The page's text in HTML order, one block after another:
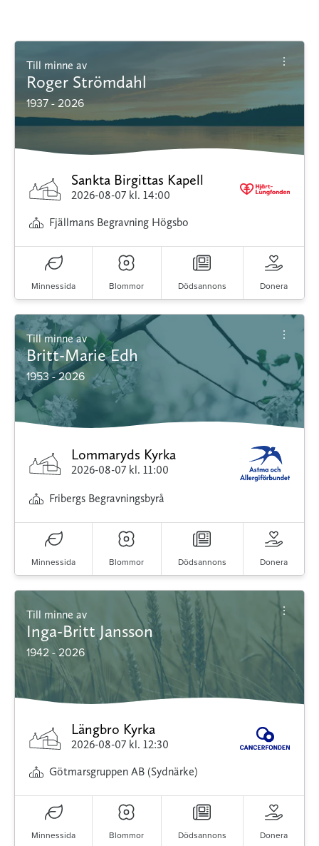
Till minne av
Roger Strömdahl
1937 - 2026
Sankta Birgittas Kapell
2026-08-07 kl. 14:00
Fjällmans Begravning Högsbo
Minnessida Blommor Dödsannons Donera
Till minne av
Britt-Marie Edh
1953 - 2026
Lommaryds Kyrka
2026-08-07 kl. 11:00
Fribergs Begravningsbyrå
Minnessida Blommor Dödsannons Donera
Till minne av
Inga-Britt Jansson
1942 - 2026
Längbro Kyrka
2026-08-07 kl. 12:30
Götmarsgruppen AB (Sydnärke)
Minnessida Blommor Dödsannons Donera